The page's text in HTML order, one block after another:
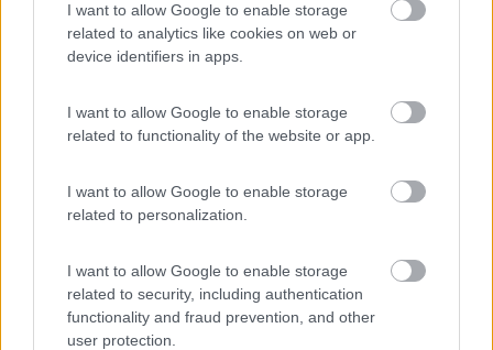
I want to allow Google to enable storage
related to analytics like cookies on web or
device identifiers in apps.
I want to allow Google to enable storage
related to functionality of the website or app.
I want to allow Google to enable storage
related to personalization.
I want to allow Google to enable storage
related to security, including authentication
functionality and fraud prevention, and other
user protection.
mi stavo interessando anche io e ho visto questo a circa 1.850€
montato
EdStraker74
Inserito il22/07/2020 alle:16:11:13